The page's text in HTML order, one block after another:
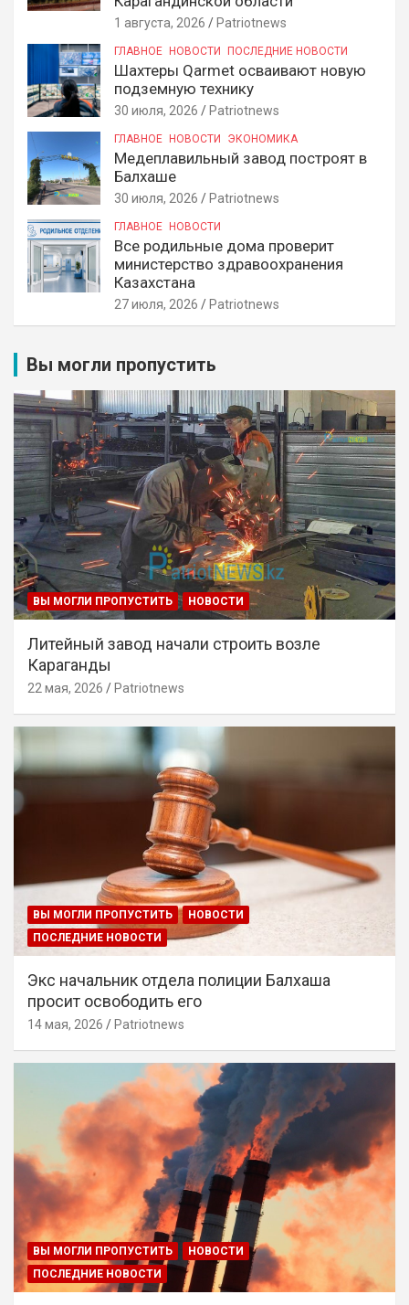
1 августа, 2026 Patriotnews
ГЛАВНОЕ НОВОСТИ ПОСЛЕДНИЕ НОВОСТИ
Шахтеры Qarmet осваивают новую
подземную технику
30 июля, 2026 Patriotnews
ГЛАВНОЕ НОВОСТИ ЭКОНОМИКА
Медеплавильный завод построят в
Балхаше
30 июля, 2026 Patriotnews
ГЛАВНОЕ НОВОСТИ
Все родильные дома проверит
министерство здравоохранения
Казахстана
27 июля, 2026 Patriotnews
Вы могли пропустить
ВЫ МОГЛИ ПРОПУСТИТЬ НОВОСТИ
Литейный завод начали строить возле
Караганды
22 мая, 2026 Patriotnews
ВЫ МОГЛИ ПРОПУСТИТЬ
НОВОСТИ
ПОСЛЕДНИЕ НОВОСТИ
Экс начальник отдела полиции Балхаша
просит освободить его
14 мая, 2026 Patriotnews
ВЫ МОГЛИ ПРОПУСТИТЬ
НОВОСТИ
ПОСЛЕДНИЕ НОВОСТИ